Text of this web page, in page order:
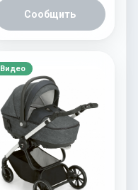
Сообщить
Видео